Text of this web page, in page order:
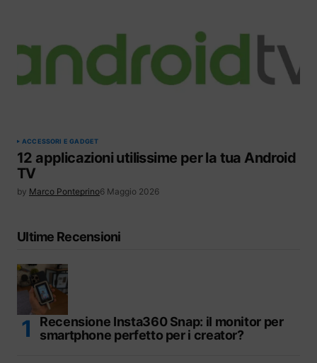
ACCESSORI E GADGET
12 applicazioni utilissime per la tua Android
TV
by Marco Ponteprino6 Maggio 2026
Ultime Recensioni
Recensione Insta360 Snap: il monitor per
smartphone perfetto per i creator?